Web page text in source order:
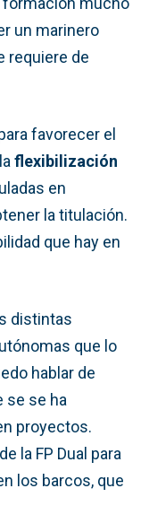
un marinero
requiere de
favorecer el
flexibilización
en
la titulación.
que hay en
distintas
que lo
hablar de
se se ha
proyectos.
la FP Dual para
los barcos, que